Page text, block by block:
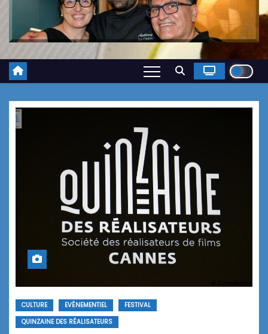
CULTURE EVÉNEMENTIEL
FESTIVAL
QUINZAINE DES RÉALISATEURS